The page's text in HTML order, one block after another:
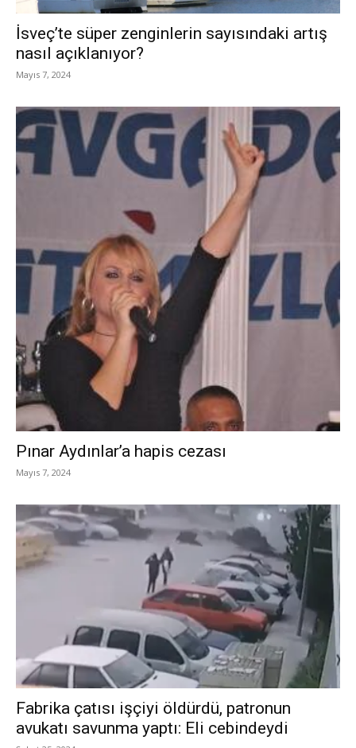
İsveç’te süper zenginlerin sayısındaki artış
nasıl açıklanıyor?
Mayıs 7, 2024
Pınar Aydınlar’a hapis cezası
Mayıs 7, 2024
Fabrika çatısı işçiyi öldürdü, patronun
avukatı savunma yaptı: Eli cebindeydi